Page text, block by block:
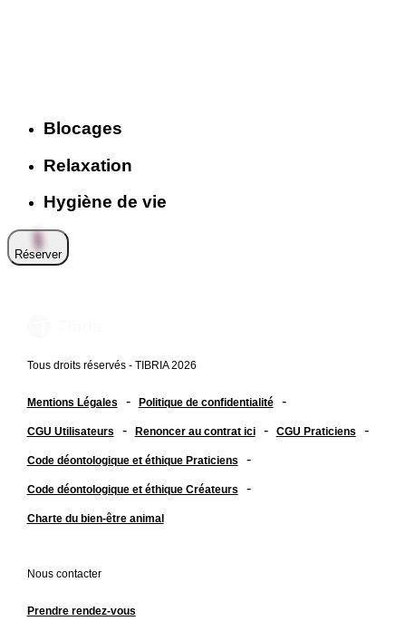
Blocages
Relaxation
Hygiène de vie
Réserver
Tous droits réservés - TIBRIA 2026
Mentions Légales - Politique de confidentialité -
CGU Utilisateurs - Renoncer au contrat ici - CGU Praticiens -
Code déontologique et éthique Praticiens -
Code déontologique et éthique Créateurs -
Charte du bien-être animal
Nous contacter
Prendre rendez-vous